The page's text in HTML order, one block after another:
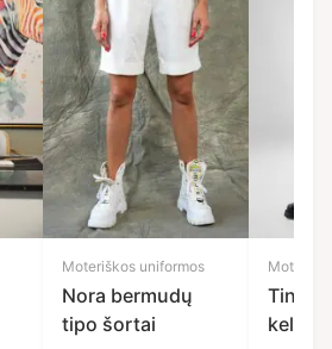
Moteriškos uniformos
Nora bermudų
tipo šortai
Tina
kelnės